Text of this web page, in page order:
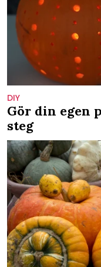
DIY
Gör din egen
steg